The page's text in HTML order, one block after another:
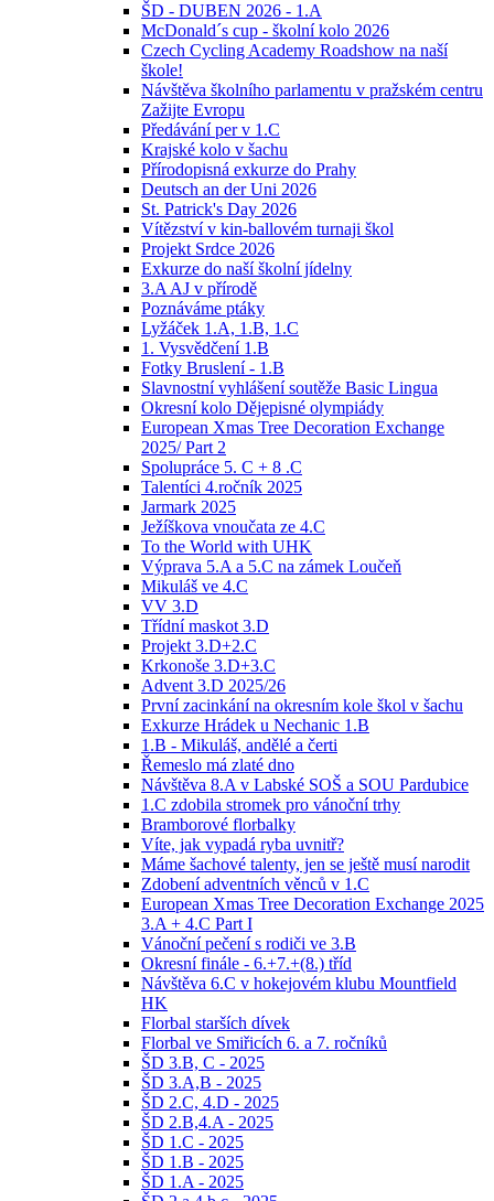
ŠD - DUBEN 2026 - 1.A
McDonald´s cup - školní kolo 2026
Czech Cycling Academy Roadshow na naší
škole!
Návštěva školního parlamentu v pražském centru
Zažijte Evropu
Předávání per v 1.C
Krajské kolo v šachu
Přírodopisná exkurze do Prahy
Deutsch an der Uni 2026
St. Patrick's Day 2026
Vítězství v kin-ballovém turnaji škol
Projekt Srdce 2026
Exkurze do naší školní jídelny
3.A AJ v přírodě
Poznáváme ptáky
Lyžáček 1.A, 1.B, 1.C
1. Vysvědčení 1.B
Fotky Bruslení - 1.B
Slavnostní vyhlášení soutěže Basic Lingua
Okresní kolo Dějepisné olympiády
European Xmas Tree Decoration Exchange
2025/ Part 2
Spolupráce 5. C + 8 .C
Talentíci 4.ročník 2025
Jarmark 2025
Ježíškova vnoučata ze 4.C
To the World with UHK
Výprava 5.A a 5.C na zámek Loučeň
Mikuláš ve 4.C
VV 3.D
Třídní maskot 3.D
Projekt 3.D+2.C
Krkonoše 3.D+3.C
Advent 3.D 2025/26
První zacinkání na okresním kole škol v šachu
Exkurze Hrádek u Nechanic 1.B
1.B - Mikuláš, andělé a čerti
Řemeslo má zlaté dno
Návštěva 8.A v Labské SOŠ a SOU Pardubice
1.C zdobila stromek pro vánoční trhy
Bramborové florbalky
Víte, jak vypadá ryba uvnitř?
Máme šachové talenty, jen se ještě musí narodit
Zdobení adventních věnců v 1.C
European Xmas Tree Decoration Exchange 2025
3.A + 4.C Part I
Vánoční pečení s rodiči ve 3.B
Okresní finále - 6.+7.+(8.) tříd
Návštěva 6.C v hokejovém klubu Mountfield
HK
Florbal starších dívek
Florbal ve Smiřicích 6. a 7. ročníků
ŠD 3.B, C - 2025
ŠD 3.A,B - 2025
ŠD 2.C, 4.D - 2025
ŠD 2.B,4.A - 2025
ŠD 1.C - 2025
ŠD 1.B - 2025
ŠD 1.A - 2025